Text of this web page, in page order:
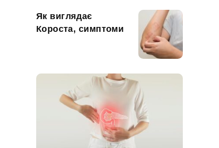
Як виглядає
Короста, симптоми